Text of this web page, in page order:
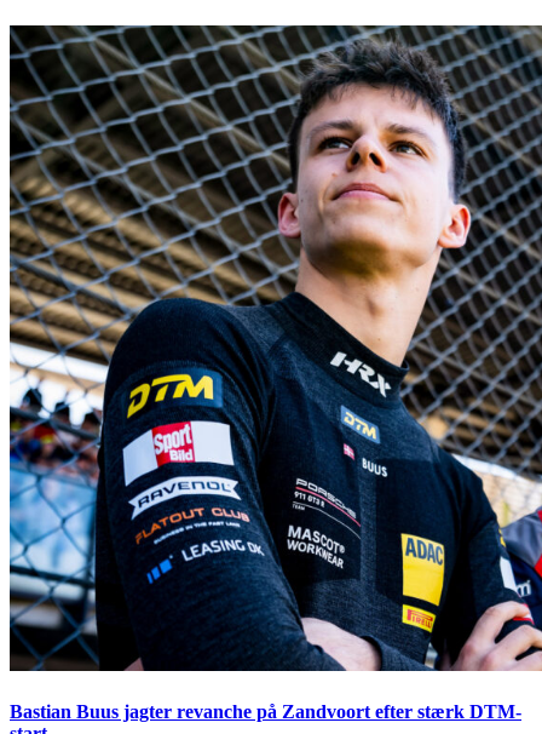
Bastian Buus jagter revanche på Zandvoort efter stærk DTM-